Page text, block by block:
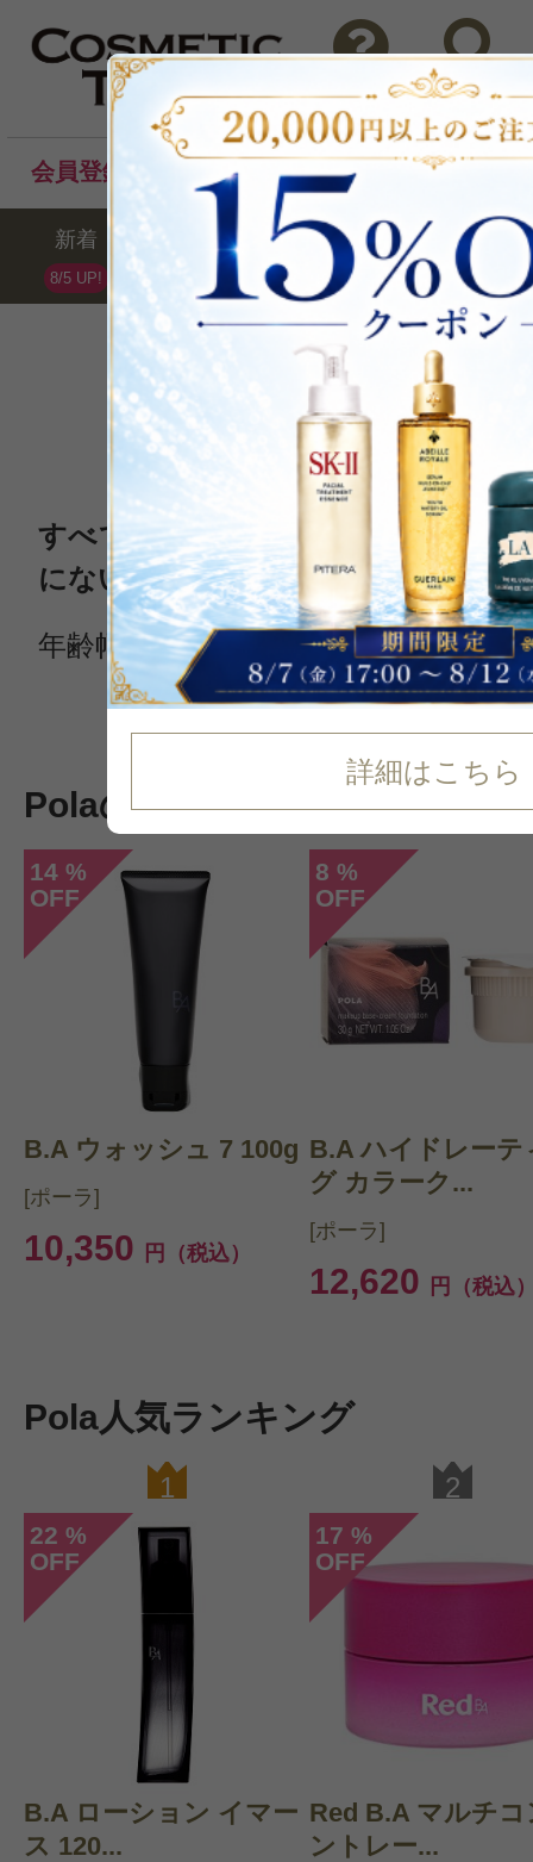
問い合わせ 検索
会員登録後のお買い物でポイントプレゼント！
新着
8/5 UP!
セール ランキング ブ
詳細はこちら
Pola
ポーラ
全70点 /最大31%OFF
すべての力をもって、一人ひとり
にない美をつくるPOLA
年齢幅広く日本人女性に愛されてい
続きを読む
Polaの新着コスメ
14 %
OFF
B.A ウォッシュ 7 100g
[ポーラ]
10,350 円（税込）
8 %
OFF
B.A ハイドレーテ
グ カラーク...
[ポーラ]
12,620 円（税込
Pola人気ランキング
1
22 %
OFF
B.A ローション イマー
ス 120...
2
17 %
OFF
Red B.A マルチコ
ントレー...